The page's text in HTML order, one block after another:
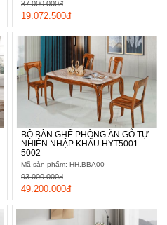
19.072.500đ
37.000.000đ
BỘ BÀN GHẾ PHÒNG ĂN GỖ TỰ
NHIÊN NHẬP KHẨU HYT5001-
5002
Mã sản phẩm: HH.BBA00
49.200.000đ
93.000.000đ